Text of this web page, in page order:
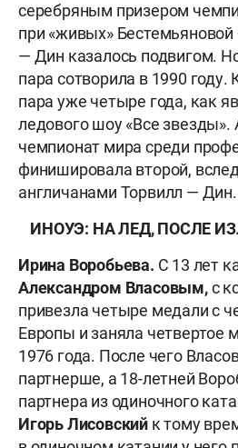
серебряным призером
при «живых»
— Дин казалось подвигом.
пара сотворила в 1990 году.
пара уже четыре года, как
ледового шоу «Все звезды».
чемпионат мира среди
финишировала второй,
англичанами Торвилл — Дин.
ИНОУЭ: НА ЛЕД, ПОСЛЕ
Ирина Воробьева. С 13 лет
Александром Власовым,с
привезла четыре медали с
Европы и заняла четвертое
1976 года. После чего
партнерше, а 18-летней
партнера из одиночного
Игорь Лисовский к тому